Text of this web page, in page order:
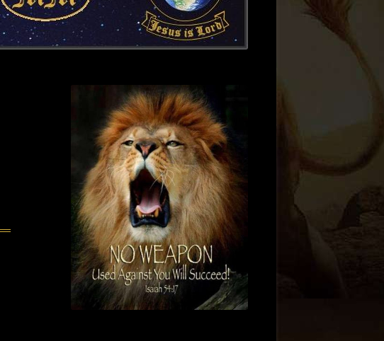
TAUFE MAI 2013